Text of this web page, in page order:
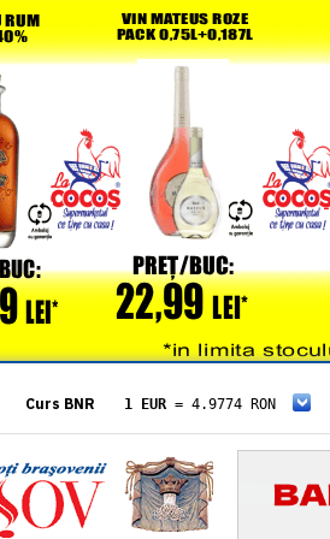
Curs BNR 1 EUR = 4.9774 RON
= 5.8304 RON
1 XAU= 464.4611 RON
1 AED= 1.1933 RON
1 AUD= 2.7957 RON
1 BGN= 2.5449 RON